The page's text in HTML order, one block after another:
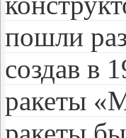
пошли
создав в
ракеты